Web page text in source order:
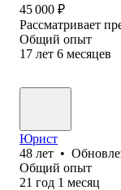
45 000 ₽
Рассматривает
Общий опыт
17 лет 6 месяцев
Юрист
48 лет •
Общий опыт
21 год 1 месяц